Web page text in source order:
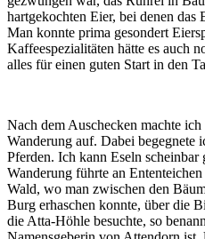
hartgekochten Eier, bei denen das
Man konnte prima gesondert
Kaffeespezialitäten hätte es auch
alles für einen guten Start in den
Nach dem Auschecken machte
Wanderung auf. Dabei begegnete
Pferden. Ich kann Eseln
Wanderung führte an
Wald, wo man zwischen den
Burg erhaschen konnte, über die
die Atta-Höhle besuchte, so